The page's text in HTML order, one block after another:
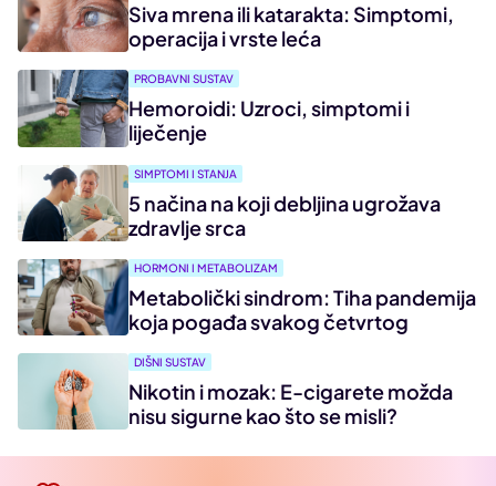
Siva mrena ili katarakta: Simptomi,
operacija i vrste leća
PROBAVNI SUSTAV
Hemoroidi: Uzroci, simptomi i
liječenje
SIMPTOMI I STANJA
5 načina na koji debljina ugrožava
zdravlje srca
HORMONI I METABOLIZAM
Metabolički sindrom: Tiha pandemija
koja pogađa svakog četvrtog
DIŠNI SUSTAV
Nikotin i mozak: E-cigarete možda
nisu sigurne kao što se misli?